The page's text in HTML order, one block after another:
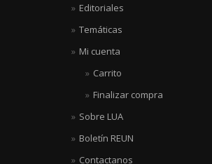
Editoriales
Temáticas
Mi cuenta
Carrito
Finalizar compra
Sobre LUA
Boletín REUN
Contactanos